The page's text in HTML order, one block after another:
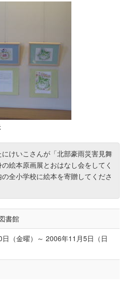
けいこさんが「北部豪雨災害見舞
絵本原画展とおはなし会をしてく
全小学校に絵本を寄贈してくださ
書館
（金曜）～ 2006年11月5日（日